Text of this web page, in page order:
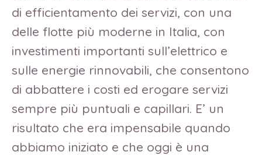
di efficientamento dei servizi, con una
delle flotte più moderne in Italia, con
investimenti importanti sull’elettrico e
sulle energie rinnovabili, che consentono
di abbattere i costi ed erogare servizi
sempre più puntuali e capillari. E’ un
risultato che era impensabile quando
abbiamo iniziato e che oggi è una